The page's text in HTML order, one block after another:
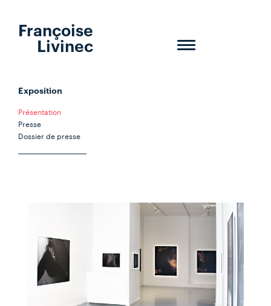
Toggle
Françoise
Livinec
Exposition
Présentation
Presse
Dossier de presse